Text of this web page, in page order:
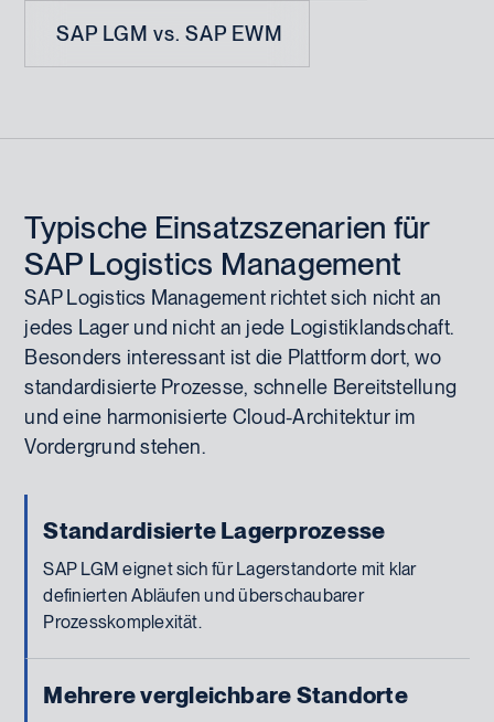
SAP LGM vs. SAP EWM
Typische Einsatzszenarien für
SAP Logistics Management
SAP Logistics Management richtet sich nicht an
jedes Lager und nicht an jede Logistiklandschaft.
Besonders interessant ist die Plattform dort, wo
standardisierte Prozesse, schnelle Bereitstellung
und eine harmonisierte Cloud-Architektur im
Vordergrund stehen.
Standardisierte Lagerprozesse
SAP LGM eignet sich für Lagerstandorte mit klar
definierten Abläufen und überschaubarer
Prozesskomplexität.
Mehrere vergleichbare Standorte